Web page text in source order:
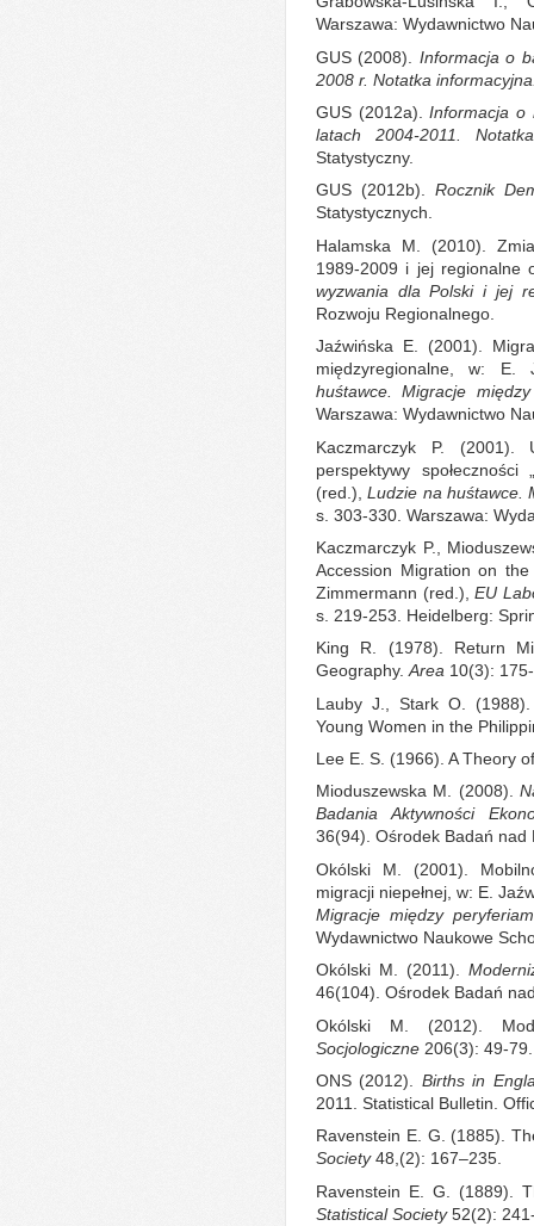
Warszawa: Wydawnictwo
GUS (2008). Informacja o
2008 r. Notatka
GUS (2012a).Informacja o
latach 2004-2011.
Statystyczny.
GUS (2012b). Rocznik
Statystycznych.
Halamska M. (2010).
1989-2009 i jej regionalne
wyzwania dla Polski i jej
Rozwoju Regionalnego.
Jaźwińska E. (2001).
międzyregionalne, w:
huśtawce. Migracje
Warszawa: Wydawnictwo
Kaczmarczyk P. (2001).
perspektywy
(red.),Ludzie na huśtawce.
s. 303-330. Warszawa:
Kaczmarczyk P.,
Accession Migration on
Zimmermann (red.),EU
s. 219-253. Heidelberg:
King R. (1978). Return
Geography.Area 10(3):
Lauby J., Stark O.
Young Women in the
Lee E. S. (1966). A Theory
Mioduszewska M. (2008).
Badania Aktywności
36(94). Ośrodek Badań nad
Okólski M. (2001).
migracji niepełnej, w: E.
Migracje między
Wydawnictwo Naukowe
Okólski M. (2011).
46(104). Ośrodek Badań
Okólski M. (2012).
Socjologiczne 206(3): 49-79.
ONS (2012). Births in
2011. Statistical Bulletin.
Ravenstein E. G. (1885).
Society48,(2): 167–235.
Ravenstein E. G. (1889).
Statistical Society52(2):